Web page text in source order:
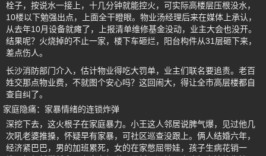
栓子，按说水一接上，十几分钟就能控火，可实际高楼层压根没水，
10楼以下勉强出点，上面全干瞪眼。物业汤经理后来在媒体上承认，
从去年10月设备就瘫了，上报清单维修基金没动，业主大会也没开。
结果呢？火烧掉的不止一家，楼下车砸烂，阳台构件从31层砸下来，
差点伤人。
长沙消防部门介入，估计物业得吃大罚单，业主们联名要追责。老百
姓交那点物业费，不就图个安心吗？这回闹大，得让全市高层楼都自
查自纠了。
家庭隐痛：家暴情绪的连锁炸弹
深挖下去，这火根子在家庭暴力。小王这人邻居说脾气爆，见过他几
次吼老婆推搡，怀疑早有家暴，可社区巡查没跟上。俩人结婚六年，
经济紧巴巴，男的加班累死，女的在家憋屈带娃，孩子生病花销一